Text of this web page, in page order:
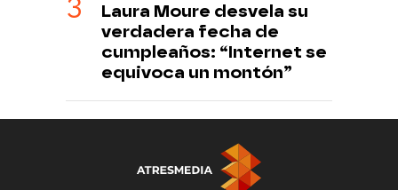
Laura Moure desvela su
verdadera fecha de
cumpleaños: “Internet se
equivoca un montón”